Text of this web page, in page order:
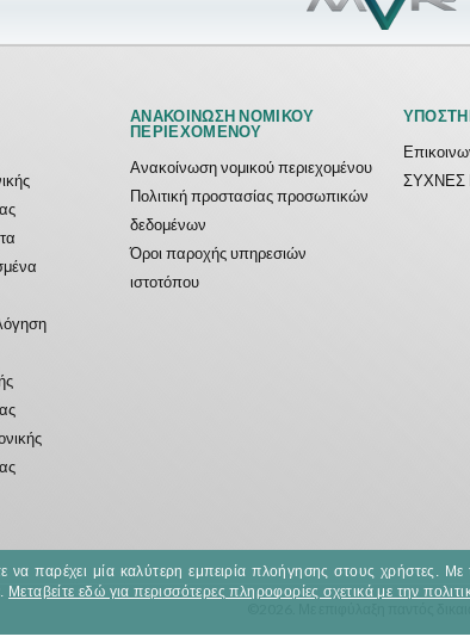
ΑΝΑΚΟΊΝΩΣΗ ΝΟΜΙΚΟΎ
ΠΕΡΙΕΧΟΜΈΝΟΥ
Ανακοίνωση νομικού περιεχομένου
Πολιτική προστασίας προσωπικών
δεδομένων
Όροι παροχής υπηρεσιών
ιστοτόπου
ΣΥΧΝΕΣ
να παρέχει μία καλύτερη εμπειρία πλοήγησης στους χρήστες.
Μεταβείτε εδώ για περισσότερες πληροφορίες σχετικά με την